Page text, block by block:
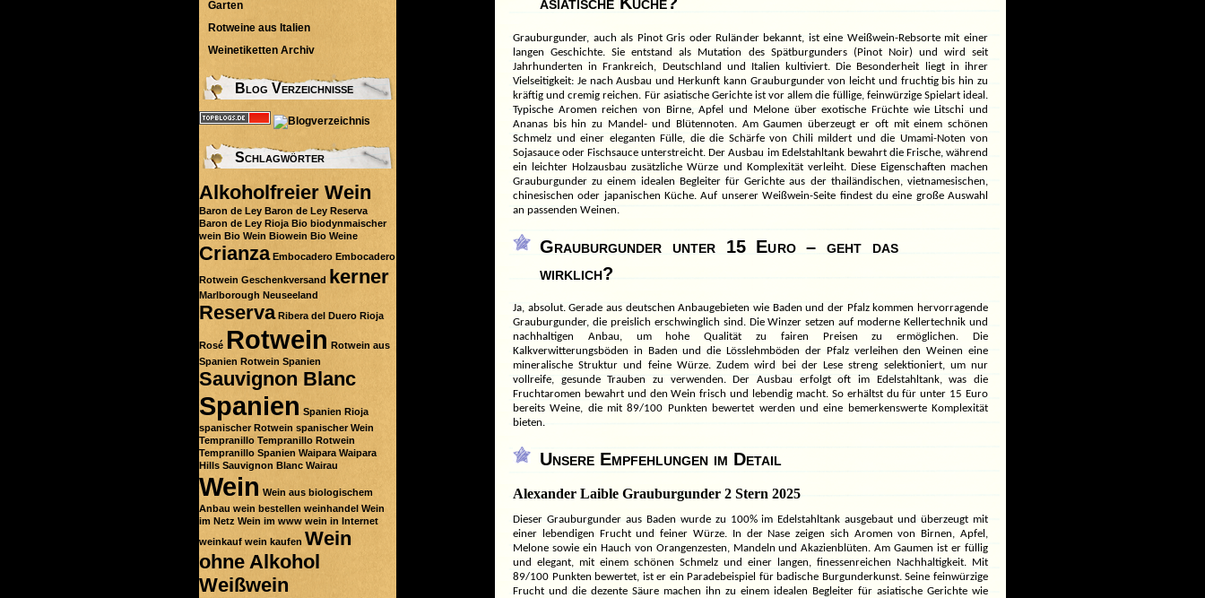
Grauburgunder, auch als Pinot Gris oder Ruländer bekannt, ist eine Weißwein-Rebsorte mit einer
langen Geschichte. Sie entstand als Mutation des Spätburgunders (Pinot Noir) und wird seit
Jahrhunderten in Frankreich, Deutschland und Italien kultiviert. Die Besonderheit liegt in ihrer
Vielseitigkeit: Je nach Ausbau und Herkunft kann Grauburgunder von leicht und fruchtig bis hin zu
kräftig und cremig reichen. Für asiatische Gerichte ist vor allem die füllige, feinwürzige Spielart ideal.
Typische Aromen reichen von Birne, Apfel und Melone über exotische Früchte wie Litschi und
Ananas bis hin zu Mandel- und Blütennoten. Am Gaumen überzeugt er oft mit einem schönen
Schmelz und einer eleganten Fülle, die die Schärfe von Chili mildert und die Umami-Noten von
Sojasauce oder Fischsauce unterstreicht. Der Ausbau im Edelstahltank bewahrt die Frische, während
ein leichter Holzausbau zusätzliche Würze und Komplexität verleiht. Diese Eigenschaften machen
Grauburgunder zu einem idealen Begleiter für Gerichte aus der thailändischen, vietnamesischen,
chinesischen oder japanischen Küche. Auf unsererWeißwein-Seite findest du eine große Auswahl
an passenden Weinen.
Grauburgunder unter 15 Euro – geht das
wirklich?
Ja, absolut. Gerade aus deutschen Anbaugebieten wie Baden und der Pfalz kommen hervorragende
Grauburgunder, die preislich erschwinglich sind. Die Winzer setzen auf moderne Kellertechnik und
nachhaltigen Anbau, um hohe Qualität zu fairen Preisen zu ermöglichen. Die
Kalkverwitterungsböden in Baden und die Lösslehmböden der Pfalz verleihen den Weinen eine
mineralische Struktur und feine Würze. Zudem wird bei der Lese streng selektioniert, um nur
vollreife, gesunde Trauben zu verwenden. Der Ausbau erfolgt oft im Edelstahltank, was die
Fruchtaromen bewahrt und den Wein frisch und lebendig macht. So erhältst du für unter 15 Euro
bereits Weine, die mit 89/100 Punkten bewertet werden und eine bemerkenswerte Komplexität
bieten.
Unsere Empfehlungen im Detail
Alexander Laible Grauburgunder 2 Stern 2025
Dieser Grauburgunder aus Baden wurde zu 100% im Edelstahltank ausgebaut und überzeugt mit
einer lebendigen Frucht und feiner Würze. In der Nase zeigen sich Aromen von Birnen, Apfel,
Melone sowie ein Hauch von Orangenzesten, Mandeln und Akazienblüten. Am Gaumen ist er füllig
und elegant, mit einem schönen Schmelz und einer langen, finessenreichen Nachhaltigkeit. Mit
89/100 Punkten bewertet, ist er ein Paradebeispiel für badische Burgunderkunst. Seine feinwürzige
Frucht und die dezente Säure machen ihn zu einem idealen Begleiter für asiatische Gerichte wie
Garten
Rotweine aus Italien
Weinetiketten Archiv
Blog Verzeichnisse
Schlagwörter
Alkoholfreier Wein
Baron de Ley Baron de Ley Reserva
Baron de Ley Rioja Bio biodynmaischer
wein Bio Wein Biowein Bio Weine
Crianza Embocadero Embocadero
Rotwein Geschenkversand kerner
Marlborough Neuseeland
Reserva Ribera del Duero Rioja
Rosé Rotwein Rotwein aus
Spanien Rotwein Spanien
Sauvignon Blanc
Spanien Spanien Rioja
spanischer Rotwein spanischer Wein
Tempranillo Tempranillo Rotwein
Tempranillo Spanien Waipara Waipara
Hills Sauvignon Blanc Wairau
Wein Wein aus biologischem
Anbau wein bestellen weinhandel Wein
im Netz Wein im www wein in Internet
weinkauf wein kaufen Wein
ohne Alkohol
Weißwein